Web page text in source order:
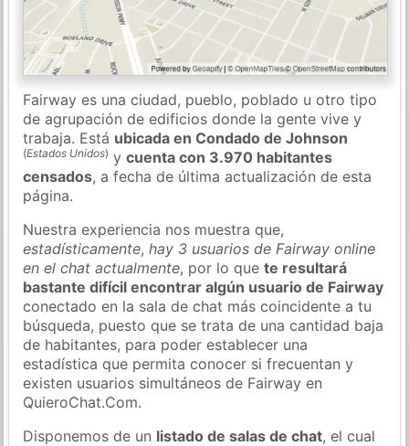
Fairway es una ciudad, pueblo, poblado u otro tipo
de agrupación de edificios donde la gente vive y
trabaja. Está ubicada en Condado de Johnson
(Estados Unidos) ycuenta con 3.970 habitantes
censados, a fecha de última actualización de esta
página.
Nuestra experiencia nos muestra que,
estadísticamente,hay 3 usuarios de Fairway online
en el chat actualmente, por lo quete resultará
bastante difícil encontrar algún usuario de Fairway
conectado en la sala de chat más coincidente a tu
búsqueda, puesto que se trata de una cantidad baja
de habitantes, para poder establecer una
estadística que permita conocer si frecuentan y
existen usuarios simultáneos de Fairway en
QuieroChat.Com.
Disponemos de un listado de salas de chat, el cual